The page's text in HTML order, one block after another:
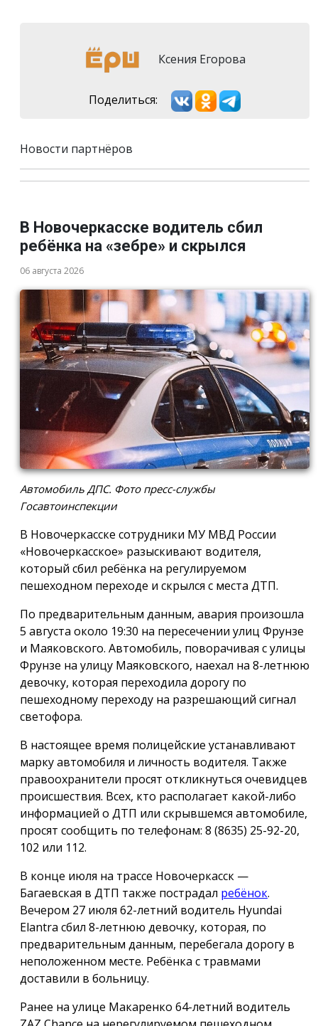
Ксения Егорова
Поделиться:
Новости партнёров
В Новочеркасске водитель сбил
ребёнка на «зебре» и скрылся
06 августа 2026
Автомобиль ДПС. Фото пресс-службы
Госавтоинспекции
В Новочеркасске сотрудники МУ МВД России
«Новочеркасское» разыскивают водителя,
который сбил ребёнка на регулируемом
пешеходном переходе и скрылся с места ДТП.
По предварительным данным, авария произошла
5 августа около 19:30 на пересечении улиц Фрунзе
и Маяковского. Автомобиль, поворачивая с улицы
Фрунзе на улицу Маяковского, наехал на 8-летнюю
девочку, которая переходила дорогу по
пешеходному переходу на разрешающий сигнал
светофора.
В настоящее время полицейские устанавливают
марку автомобиля и личность водителя. Также
правоохранители просят откликнуться очевидцев
происшествия. Всех, кто располагает какой-либо
информацией о ДТП или скрывшемся автомобиле,
просят сообщить по телефонам: 8 (8635) 25-92-20,
102 или 112.
В конце июля на трассе Новочеркасск —
Багаевская в ДТП также пострадал ребёнок.
Вечером 27 июля 62-летний водитель Hyundai
Elantra сбил 8-летнюю девочку, которая, по
предварительным данным, перебегала дорогу в
неположенном месте. Ребёнка с травмами
доставили в больницу.
Ранее на улице Макаренко 64-летний водитель